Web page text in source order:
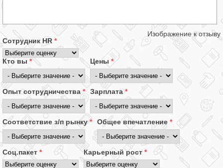
Изображение к отзыву
Сотрудник HR *
Кто вы * Цены *
Опыт сотрудничества * Зарплата*
Соответствие з/п рынку * Общее впечатление *
Соц.пакет * Карьерный рост *